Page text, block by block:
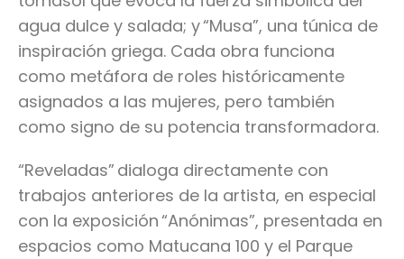
agua dulce y salada; y “Musa”, una túnica de
inspiración griega. Cada obra funciona
como metáfora de roles históricamente
asignados a las mujeres, pero también
como signo de su potencia transformadora.
“Reveladas” dialoga directamente con
trabajos anteriores de la artista, en especial
con la exposición “Anónimas”, presentada en
espacios como Matucana 100 y el Parque